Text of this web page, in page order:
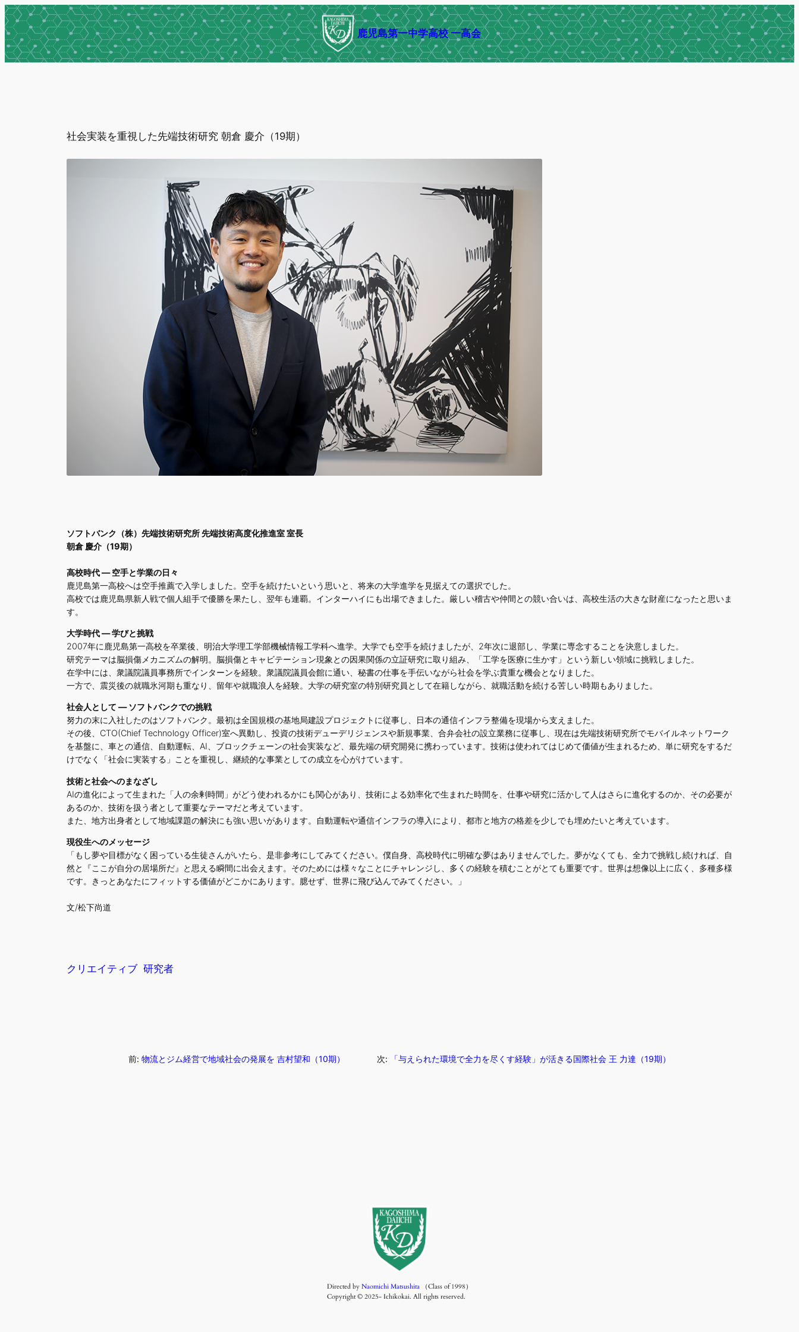
内
容
を
ス
鹿児島第一中学高校 一高会
社会実装を重視した先端技術研究 朝倉 慶介（19期）
ソフトバンク（株）先端技術研究所 先端技術高度化推進室 室長
朝倉 慶介（19期）
高校時代 ― 空手と学業の日々
鹿児島第一高校へは空手推薦で入学しました。空手を続けたいという思いと、将来の大学進学を見据えての選択でした。
高校では鹿児島県新人戦で個人組手で優勝を果たし、翌年も連覇。インターハイにも出場できました。厳しい稽古や仲間との競い合いは、高校生活の大きな財産になったと思いま
す。
大学時代 ― 学びと挑戦
2007年に鹿児島第一高校を卒業後、明治大学理工学部機械情報工学科へ進学。大学でも空手を続けましたが、2年次に退部し、学業に専念することを決意しました。
研究テーマは脳損傷メカニズムの解明。脳損傷とキャビテーション現象との因果関係の立証研究に取り組み、「工学を医療に生かす」という新しい領域に挑戦しました。
在学中には、衆議院議員事務所でインターンを経験。衆議院議員会館に通い、秘書の仕事を手伝いながら社会を学ぶ貴重な機会となりました。
一方で、震災後の就職氷河期も重なり、留年や就職浪人を経験。大学の研究室の特別研究員として在籍しながら、就職活動を続ける苦しい時期もありました。
社会人として ― ソフトバンクでの挑戦
努力の末に入社したのはソフトバンク。最初は全国規模の基地局建設プロジェクトに従事し、日本の通信インフラ整備を現場から支えました。
その後、CTO(Chief Technology Officer)室へ異動し、投資の技術デューデリジェンスや新規事業、合弁会社の設立業務に従事し、現在は先端技術研究所でモバイルネットワーク
を基盤に、車との通信、自動運転、AI、ブロックチェーンの社会実装など、最先端の研究開発に携わっています。技術は使われてはじめて価値が生まれるため、単に研究をするだ
けでなく「社会に実装する」ことを重視し、継続的な事業としての成立を心がけています。
技術と社会へのまなざし
AIの進化によって生まれた「人の余剰時間」がどう使われるかにも関心があり、技術による効率化で生まれた時間を、仕事や研究に活かして人はさらに進化するのか、その必要が
あるのか、技術を扱う者として重要なテーマだと考えています。
また、地方出身者として地域課題の解決にも強い思いがあります。自動運転や通信インフラの導入により、都市と地方の格差を少しでも埋めたいと考えています。
現役生へのメッセージ
「もし夢や目標がなく困っている生徒さんがいたら、是非参考にしてみてください。僕自身、高校時代に明確な夢はありませんでした。夢がなくても、全力で挑戦し続ければ、自
然と『ここが自分の居場所だ』と思える瞬間に出会えます。そのためには様々なことにチャレンジし、多くの経験を積むことがとても重要です。世界は想像以上に広く、多種多様
です。きっとあなたにフィットする価値がどこかにあります。臆せず、世界に飛び込んでみてください。」
文/松下尚道
クリエイティブ 研究者
前: 物流とジム経営で地域社会の発展を 吉村望和（10期） 次: 「与えられた環境で全力を尽くす経験」が活きる国際社会 王 力達（19期）
Directed by Naomichi Matsushita （Class of 1998）
Copyright © 2025- Ichikokai. All rights reserved.